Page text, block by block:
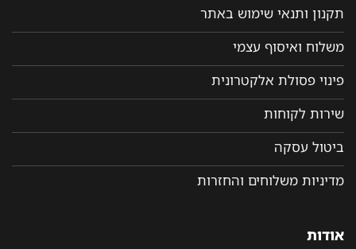
תקנון ותנאי שימוש באתר
משלוח ואיסוף עצמי
פינוי פסולת אלקטרונית
שירות לקוחות
ביטול עסקה
מדיניות משלוחים והחזרות
אודות